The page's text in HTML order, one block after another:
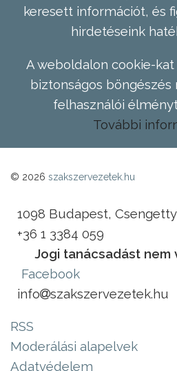
keresett információt, és
hirdetéseink
A weboldalon cookie-
biztonságos
felhasználói
További
© 2026 szakszervezetek.hu
1098 Budapest,
+36 1 3384 059
Jogi tanácsadást nem
Facebook
info
szakszervezetek.hu
RSS
Moderálási alapelvek
Adatvédelem